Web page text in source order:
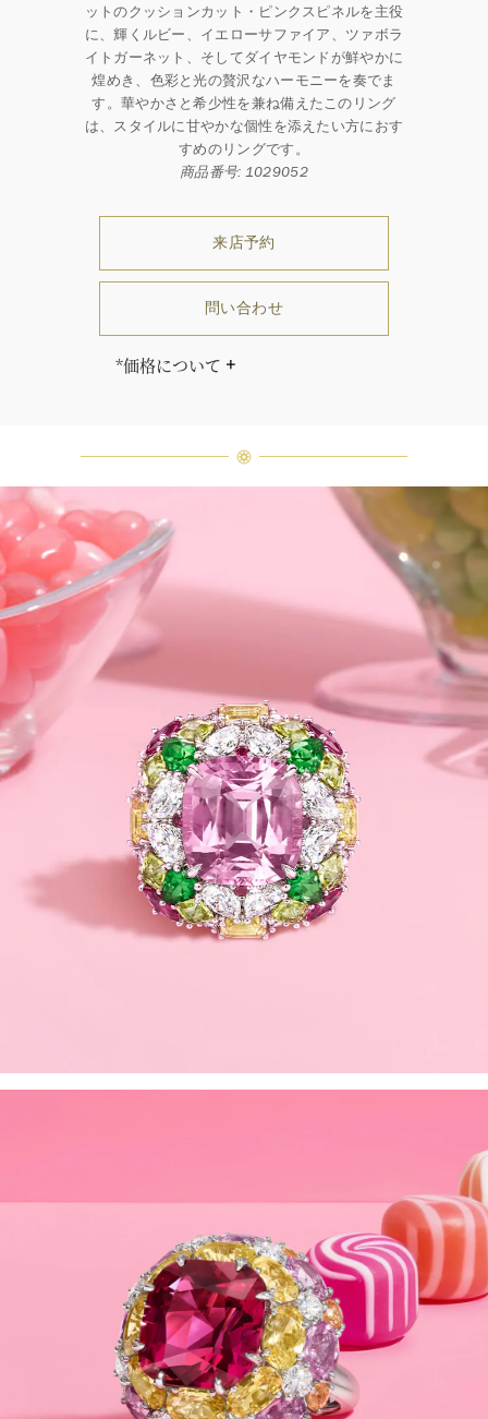
ットのクッションカット・ピンクスピネルを主役
に、輝くルビー、イエローサファイア、ツァボラ
イトガーネット、そしてダイヤモンドが鮮やかに
煌めき、色彩と光の贅沢なハーモニーを奏でま
す。華やかさと希少性を兼ね備えたこのリング
は、スタイルに甘やかな個性を添えたい方におす
すめのリングです。
商品番号: 1029052
来店予約
問い合わせ
*価格について
ウィンストンによって厳選された最
高品質のダイヤモンド及びジェムス
トーンは、ひとつひとつが唯一無二
の個性を有する天然の素材であるた
め、同製品間においてカラットおよ
び石数、クオリティ等が僅かに異な
る場合があります。ご不明な点は、
クライアントインフォメーションま
でお問合せ下さい。